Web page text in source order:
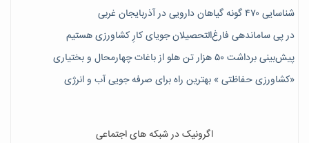
شناسایی ۴۷٠ گونه گیاهان دارویی در آذربایجان غربی
در پی ساماندهی فارغ‌التحصیلان جویای کارِ کشاورزی هستیم
پیش‎‌بینی برداشت ۵۰ هزار تن هلو از باغات چهارمحال و بختیاری
«کشاورزی حفاظتی » بهترین راه برای صرفه جویی آب و انرژی
اگرونیک در شبکه های اجتماعی